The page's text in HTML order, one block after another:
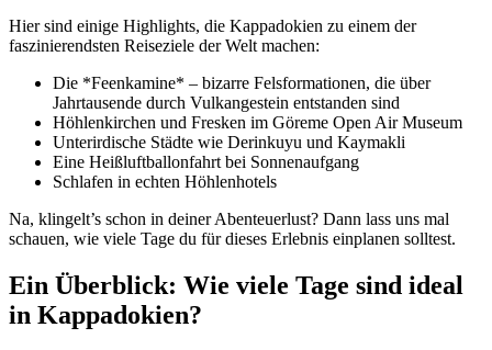
Hier sind einige Highlights, die Kappadokien zu einem der
faszinierendsten Reiseziele der Welt machen:
Die *Feenkamine* – bizarre Felsformationen, die über
Jahrtausende durch Vulkangestein entstanden sind
Höhlenkirchen und Fresken im Göreme Open Air Museum
Unterirdische Städte wie Derinkuyu und Kaymakli
Eine Heißluftballonfahrt bei Sonnenaufgang
Schlafen in echten Höhlenhotels
Na, klingelt’s schon in deiner Abenteuerlust? Dann lass uns mal
schauen, wie viele Tage du für dieses Erlebnis einplanen solltest.
Ein Überblick: Wie viele Tage sind ideal
in Kappadokien?